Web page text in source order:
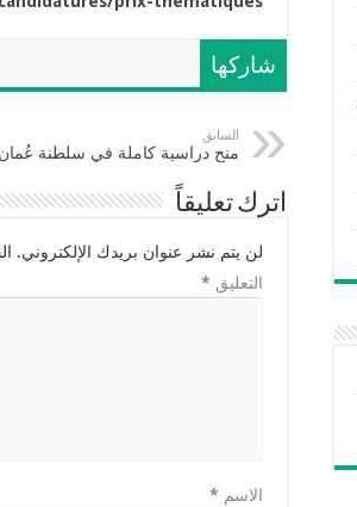
شاركها
السابق
منح دراسية كاملة في سلطنة عُمان
اترك تعليقاً
لن يتم نشر عنوان بريدك الإلكتروني.
التعليق *
الاسم *